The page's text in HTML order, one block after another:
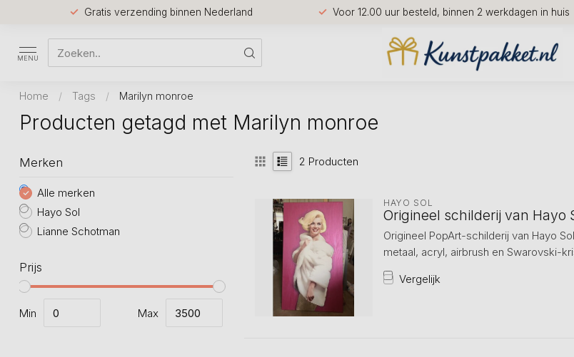
Gratis verzending binnen Nederland Voor 12.00 uur besteld, binnen 2 werkdagen in huis
MENU
Home / Tags / Marilyn monroe
Producten getagd met Marilyn monroe
Merken
Alle merken
Hayo Sol
Lianne Schotman
Prijs
Min Max
2 Producten
HAYO SOL
Origineel schilderij van Hayo
Origineel PopArt-schilderij van Hayo
metaal, acryl, airbrush en Swarovski-
Vergelijk